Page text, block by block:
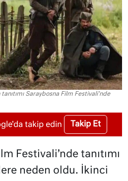
Saraybosna Film Festivali'nde
takip edin Takip Et
Festivali’nde tanıtımı
neden oldu. İkinci